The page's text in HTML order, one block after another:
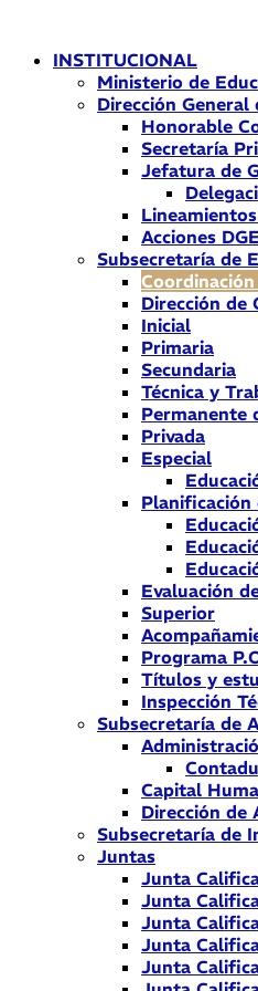
contenidoINSTITUCIONAL
Ministerio de
Dirección General
Honorable
Secretaría
Jefatura de
Acciones DGE
Subsecretaría de
Dirección de
Inicial
Primaria
Secundaria
Técnica y
Permanente
Privada
Especial
Planificación
Evaluación
Superior
Programa
Títulos y
Inspección
Subsecretaría de
Capital
Dirección de
Subsecretaría de
Juntas
Junta
Junta
Junta
Junta
Junta